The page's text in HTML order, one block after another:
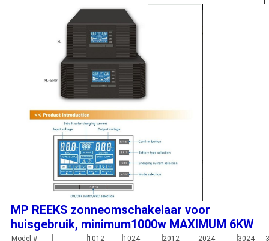
MP REEKS zonneomschakelaar voor
huisgebruik, minimum1000w MAXIMUM 6KW
Model # 1012 1024 2012 2024 3024